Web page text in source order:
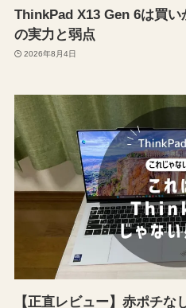
ThinkPad X13 Gen 6は買
の実力と弱点
2026年8月4日
【正直レビュー】赤ポチな